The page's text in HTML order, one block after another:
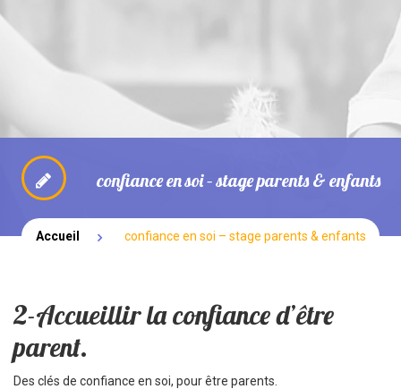
SPECTACLES
confiance en soi – stage parents & enfants
Accueil confiance en soi – stage parents & enfants
2-Accueillir la confiance d’être
parent.
Des clés de confiance en soi, pour être parents.